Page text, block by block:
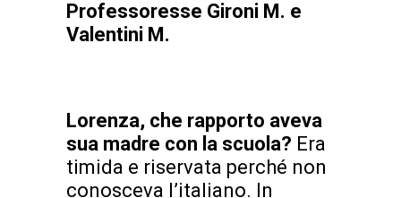
Professoresse Gironi M. e
Valentini M.
Lorenza, che rapporto aveva
sua madre con la scuola? Era
timida e riservata perché non
conosceva l’italiano. In